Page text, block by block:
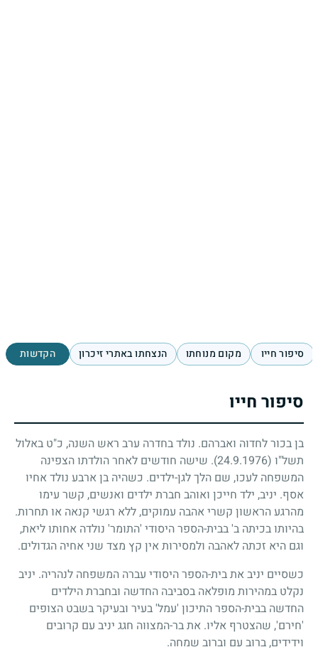
סיפור חייו מקום מנוחתו הנצחתו באתרי זיכרון הקדשות
סיפור חייו
בן בכור לחדוה ואברהם. נולד בחדרה ערב ראש השנה, כ"ט באלול
תשל"ו (24.9.1976)
. שישה חודשים לאחר הולדתו הצפינה
המשפחה לעכו, שם הלך לגן-ילדים. כשהיה בן ארבע נולד אחיו
אסף. יניב, ילד חייכן ואוהב חברת ילדים ואנשים, קשר עימו
מהרגע הראשון קשרי אהבה עמוקים, ללא רגשי קנאה או תחרות.
בהיותו בכיתה ב' בבית-הספר היסודי 'התומר' נולדה אחותו ליאת,
וגם היא זכתה לאהבה ולמסירות אין קץ מצד שני אחיה הגדולים.
כשסיים יניב את בית-הספר היסודי עברה המשפחה לנהריה. יניב
נקלט במהירות מופלאה בסביבה החדשה ובחברת הילדים
החדשה בבית-הספר התיכון 'עמל' בעיר ובעיקר בשבט הצופים
'חירם', שהצטרף אליו. את בר-המצווה חגג יניב עם קרובים
וידידים, ברוב עם וברוב שמחה.